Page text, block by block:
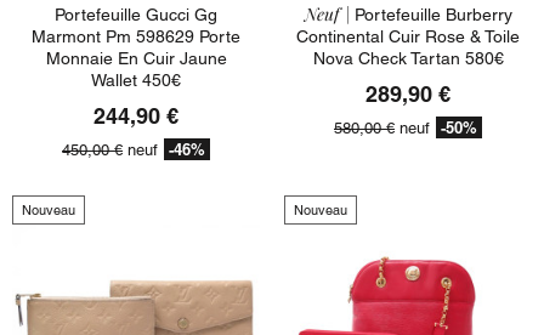
Portefeuille Gucci Gg
Marmont Pm 598629 Porte
Monnaie En Cuir Jaune
Wallet 450€
244,90 €
450,00 € neuf -46%
Neuf | Portefeuille Burberry
Continental Cuir Rose & Toile
Nova Check Tartan 580€
289,90 €
580,00 € neuf -50%
Nouveau Nouveau